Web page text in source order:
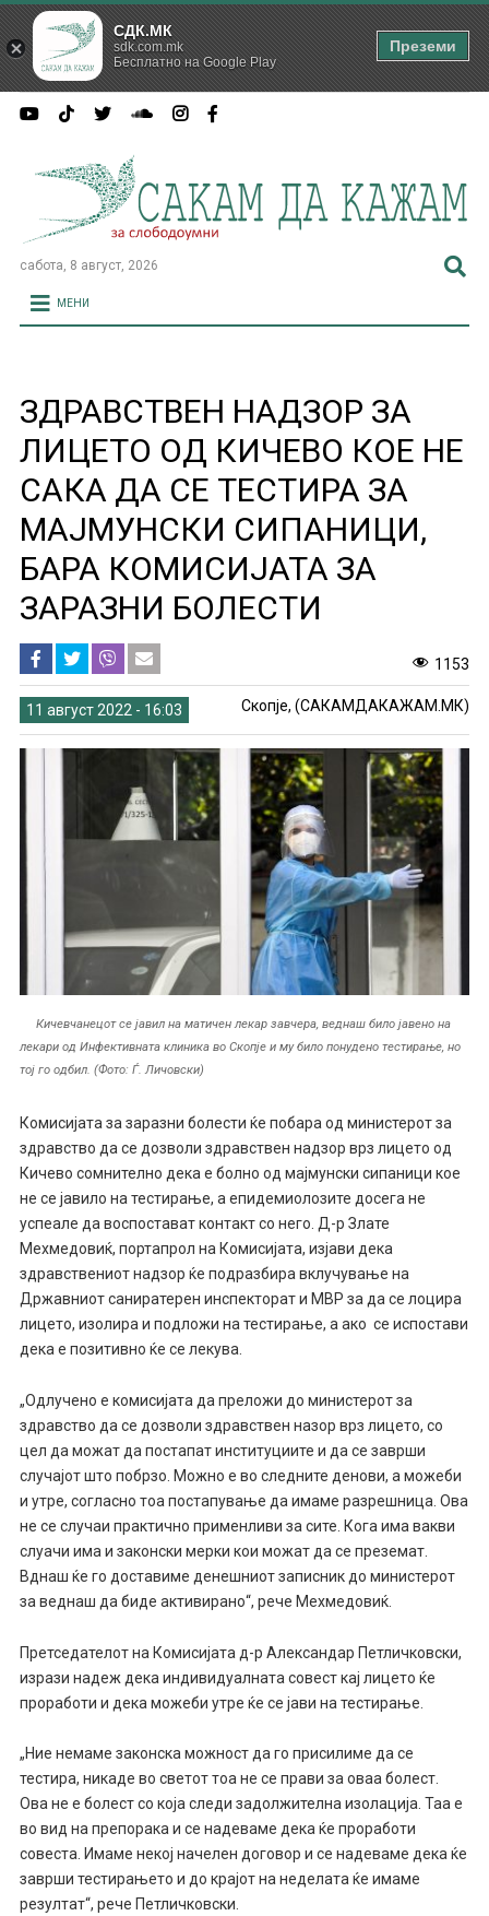
сабота, 8 август, 2026
МЕНИ
ЗДРАВСТВЕН НАДЗОР ЗА
ЛИЦЕTO ОД КИЧЕВО КОЕ НЕ
САКА ДА СЕ ТЕСТИРА ЗА
МАЈМУНСКИ СИПАНИЦИ,
БАРА КОМИСИЈАТА ЗА
ЗАРАЗНИ БОЛЕСТИ
1153
11 август 2022 - 16:03 Скопје, (САКАМДАКАЖАМ.МК)
Кичевчанецот се јавил на матичен лекар завчера, веднаш било јавено на
лекари од Инфективната клиника во Скопје и му било понудено тестирање, но
тој го одбил. (Фото: Ѓ. Личовски)
Комисијата за заразни болести ќе побара од министерот за
здравство да се дозволи здравствен надзор врз лицето од
Кичево сомнително дека е болно од мајмунски сипаници кое
не се јавило на тестирање, а епидемиолозите досега не
успеале да воспостават контакт со него. Д-р Злате
Мехмедовиќ, портапрол на Комисијата, изјави дека
здравствениот надзор ќе подразбира вклучување на
Државниот саниратерен инспекторат и МВР за да се лоцира
лицето, изолира и подложи на тестирање, а ако се испостави
дека е позитивно ќе се лекува.
„Одлучено е комисијата да преложи до министерот за
здравство да се дозволи здравствен назор врз лицето, со
цел да можат да постапат институциите и да се заврши
случајот што побрзо. Можно е во следните денови, а можеби
и утре, согласно тоа постапување да имаме разрешница. Ова
не се случаи практично применливи за сите. Кога има вакви
слуачи има и законски мерки кои можат да се преземат.
Вднаш ќе го доставиме денешниот записник до министерот
за веднаш да биде активирано“, рече Мехмедовиќ.
Претседателот на Комисијата д-р Александар Петличковски,
изрази надеж дека индивидуалната совест кај лицето ќе
проработи и дека можеби утре ќе се јави на тестирање.
„Ние немаме законска можност да го присилиме да се
тестира, никаде во светот тоа не се прави за оваа болест.
Ова не е болест со која следи задолжителна изолација. Таа е
во вид на препорака и се надеваме дека ќе проработи
совеста. Имаме некој начелен договор и се надеваме дека ќе
заврши тестирањето и до крајот на неделата ќе имаме
резултат“, рече Петличковски.
СДК.МК
sdk.com.mk
Бесплатно на Google Play
Преземи